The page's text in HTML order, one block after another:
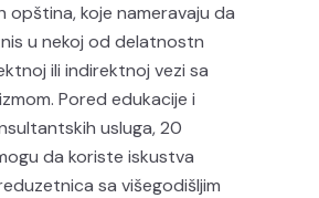
opština, koje nameravaju da
u nekoj od delatnostn
ili indirektnoj vezi sa
Pored edukacije i
usluga, 20
da koriste iskustva
sa višegodišljim